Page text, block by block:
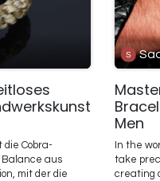
Cobra-
Balance aus
mit der die
Men
In the
take
creating